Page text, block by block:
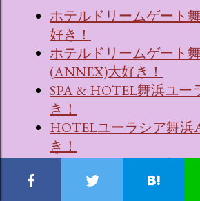
ホテルドリームゲート
好き！
ホテルドリームゲート
(ANNEX)大好き！
SPA & HOTEL舞浜ユー
き！
HOTELユーラシア舞浜
き！